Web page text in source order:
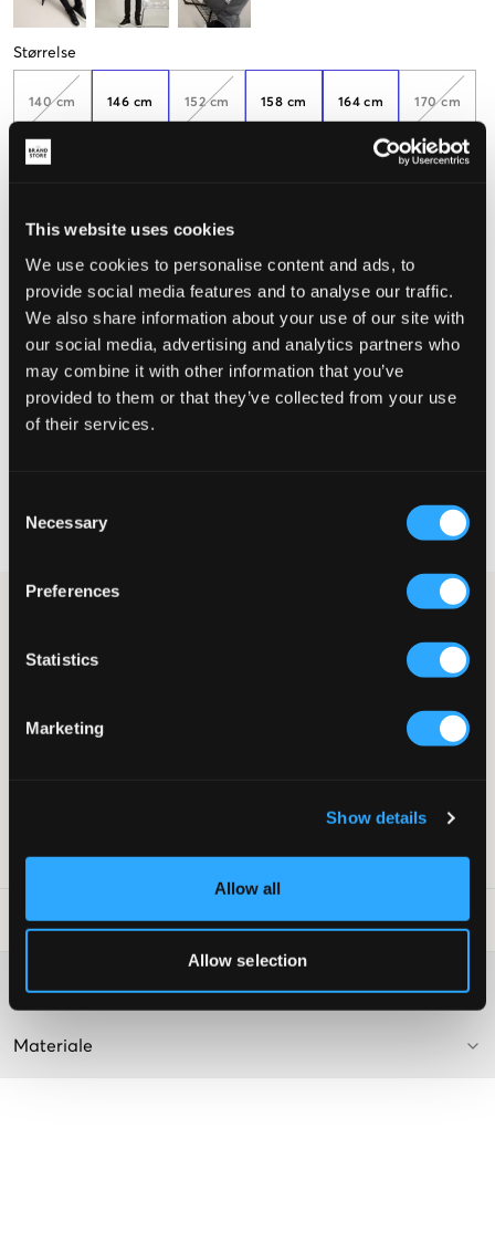
This website uses cookies
We use cookies to personalise content and ads, to
provide social media features and to analyse our traffic.
We also share information about your use of our site with
our social media, advertising and analytics partners who
may combine it with other information that you’ve
provided to them or that they’ve collected from your use
of their services.
Selection
Necessary
Preferences
Statistics
Marketing
Show details
Allow all
Allow selection
Størrelse
140 cm 146 cm 152 cm 158 cm 164 cm 170 cm
Opplevd størrelse
STØRRELSESTABELL
VELG EN STØRRELSE
Fri frakt over 999 kr
Svarte, myke penbukser fra Grunt. Superkomfortable bukser
sidene og to jukselommer bak for en stilren og enkel look.
Perfekte til både avslappede og litt mer pyntede anledninger.
Justerbar midje
SKU:133621-001
Vaskeråd:
Materiale